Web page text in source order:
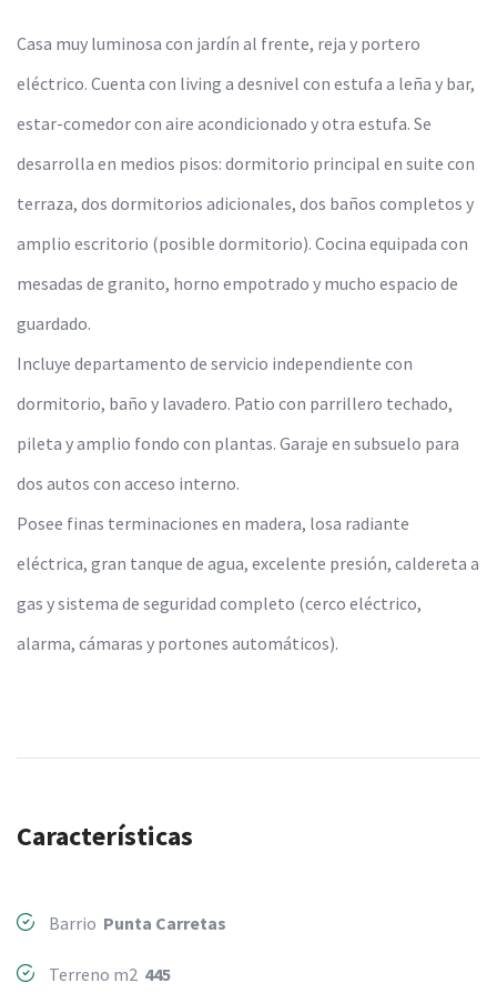
Casa muy luminosa con jardín al frente, reja y portero
eléctrico. Cuenta con living a desnivel con estufa a leña y bar,
estar-comedor con aire acondicionado y otra estufa. Se
desarrolla en medios pisos: dormitorio principal en suite con
terraza, dos dormitorios adicionales, dos baños completos y
amplio escritorio (posible dormitorio). Cocina equipada con
mesadas de granito, horno empotrado y mucho espacio de
guardado.
Incluye departamento de servicio independiente con
dormitorio, baño y lavadero. Patio con parrillero techado,
pileta y amplio fondo con plantas. Garaje en subsuelo para
dos autos con acceso interno.
Posee finas terminaciones en madera, losa radiante
eléctrica, gran tanque de agua, excelente presión, caldereta a
gas y sistema de seguridad completo (cerco eléctrico,
alarma, cámaras y portones automáticos).
Características
Barrio Punta Carretas
Terreno m2 445